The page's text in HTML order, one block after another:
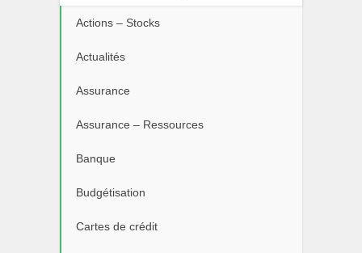
Actions – Stocks
Actualités
Assurance
Assurance – Ressources
Banque
Budgétisation
Cartes de crédit